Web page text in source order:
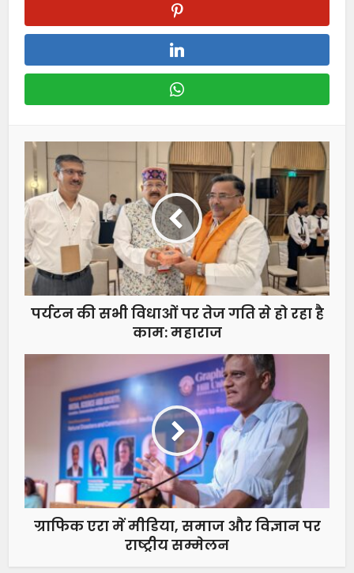
पर्यटन की सभी विधाओं पर तेज गति से हो रहा है
काम: महाराज
ग्राफिक एरा में मीडिया, समाज और विज्ञान पर
राष्ट्रीय सम्मेलन